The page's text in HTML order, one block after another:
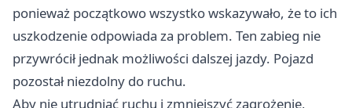
ponieważ początkowo wszystko wskazywało, że to ich
uszkodzenie odpowiada za problem. Ten zabieg nie
przywrócił jednak możliwości dalszej jazdy. Pojazd
pozostał niezdolny do ruchu.
Aby nie utrudniać ruchu i zmniejszyć zagrożenie,